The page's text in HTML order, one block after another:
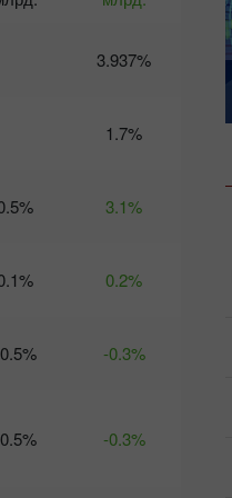
трейдера на 6
США – доллару
марта:
угрожает
12:28 2025-
03-04 UTC+3
3.937%
1.7%
3.1%
0.2%
-0.3%
-0.3%